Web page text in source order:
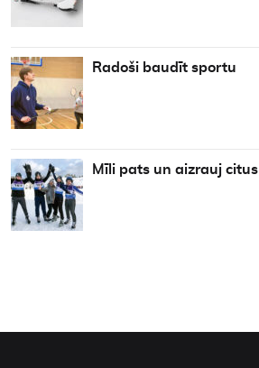
Radoši baudīt sportu
Mīli pats un aizrauj citus